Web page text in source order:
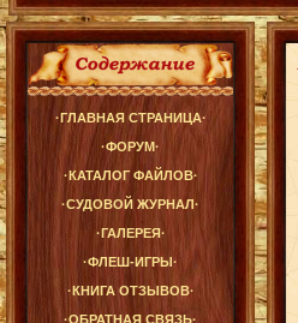
·ГЛАВНАЯ СТРАНИЦА·
·ФОРУМ·
·КАТАЛОГ ФАЙЛОВ·
·СУДОВОЙ ЖУРНАЛ·
·ГАЛЕРЕЯ·
·ФЛЕШ-ИГРЫ·
·КНИГА ОТЗЫВОВ·
·ОБРАТНАЯ СВЯЗЬ·